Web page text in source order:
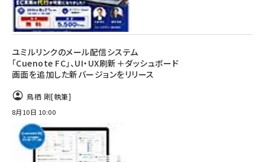
ユミルリンクのメール配信システム
「Cuenote FC」、UI・UX刷新＋ダッシュボード
画面を追加した新バージョンをリリース
鳥栖 剛[執筆]
8月10日 10:00